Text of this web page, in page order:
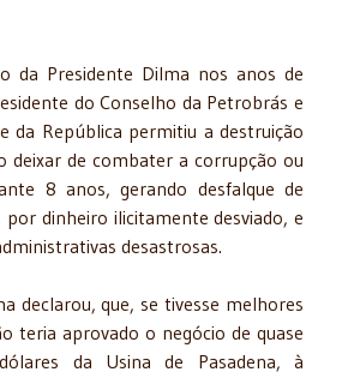
da Presidente Dilma nos anos de
do Conselho da Petrobrás e
da República permitiu a destruição
deixar de combater a corrupção ou
8 anos, gerando desfalque de
por dinheiro ilicitamente desviado, e
desastrosas.
declarou, que, se tivesse melhores
teria aprovado o negócio de quase
da Usina de Pasadena, à